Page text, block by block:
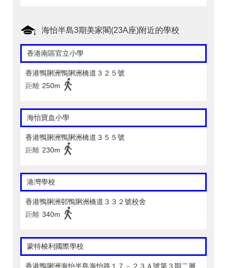
海怡半島3期美家閣(23A座)附近的學校
香港南區官立小學
香港鴨脷洲鴨脷洲橋道３２５號
距離 250m
海怡寶血小學
香港鴨脷洲鴨脷洲橋道３５５號
距離 230m
港灣學校
香港鴨脷洲邨鴨脷洲橋道３３２號校舍
距離 340m
蒙特梭利國際學校
香港鴨脷洲海怡半島海怡路１７－２３Ａ號第３期二層